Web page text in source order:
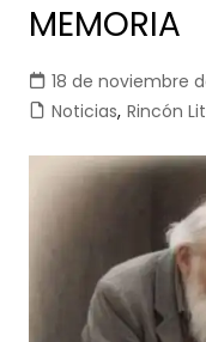
contenido
MEMORIA
18 de noviembre
Noticias, Rincón